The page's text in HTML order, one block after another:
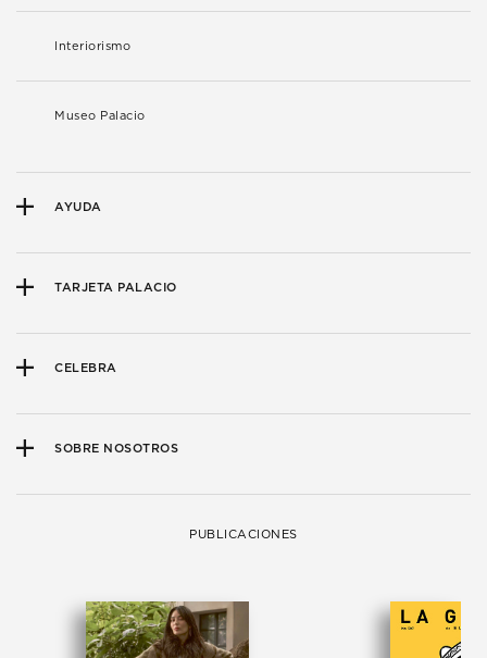
Interiorismo
Museo Palacio
AYUDA
TARJETA PALACIO
CELEBRA
SOBRE NOSOTROS
PUBLICACIONES